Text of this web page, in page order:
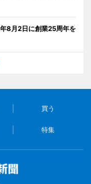
8月2日に創業25周年を
買う
特集